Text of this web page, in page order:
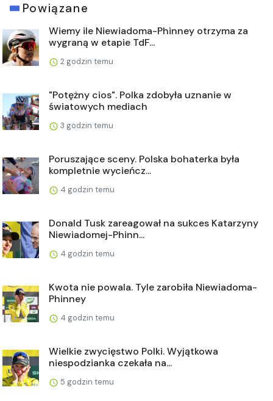
Powiązane
Wiemy ile Niewiadoma-Phinney otrzyma za
wygraną w etapie TdF...
2 godzin temu
"Potężny cios". Polka zdobyła uznanie w
światowych mediach
3 godzin temu
Poruszające sceny. Polska bohaterka była
kompletnie wycieńcz...
4 godzin temu
Donald Tusk zareagował na sukces Katarzyny
Niewiadomej-Phinn...
4 godzin temu
Kwota nie powala. Tyle zarobiła Niewiadoma-
Phinney
4 godzin temu
Wielkie zwycięstwo Polki. Wyjątkowa
niespodzianka czekała na...
5 godzin temu